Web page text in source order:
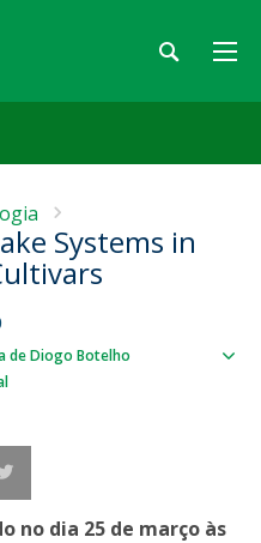
Systems in
de Diogo Botelho
no dia 25 de março às